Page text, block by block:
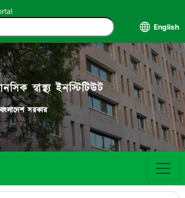
English
স্বাস্থ্য ইনস্টিটিউট
সরকার